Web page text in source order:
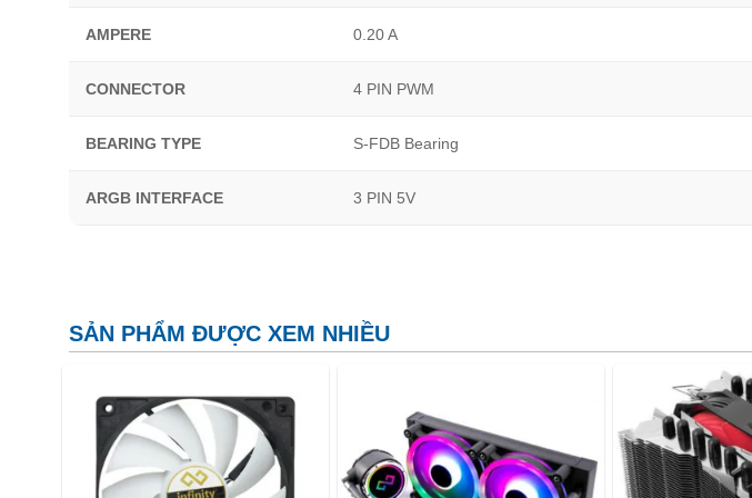
AMPERE 0.20 A
CONNECTOR 4 PIN PWM
BEARING TYPE S-FDB Bearing
ARGB INTERFACE 3 PIN 5V
SẢN PHẨM ĐƯỢC XEM NHIỀU